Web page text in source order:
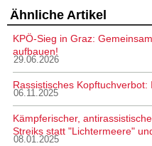
Ähnliche Artikel
KPÖ-Sieg in Graz:
aufbauen!
29.06.2026
Rassistisches
06.11.2025
Kämpferischer,
Streiks statt "Lichtermeere"
08.01.2025